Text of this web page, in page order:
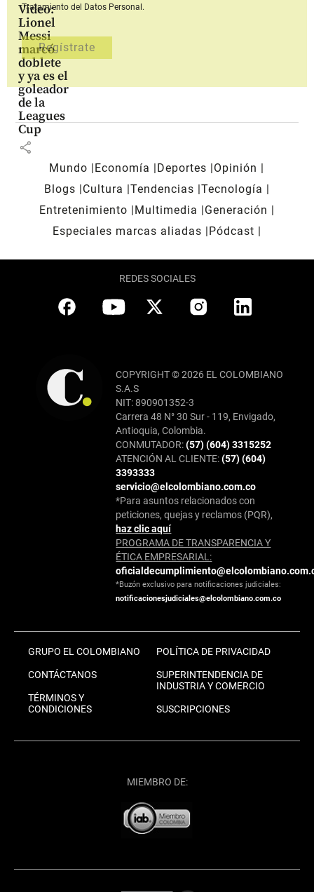
Video:
Lionel
Messi
marcó
doblete
y ya es el
goleador
de la
Leagues
Cup
share
Tratamiento del Datos Personal.
Mundo Economía Deportes
Opinión
Blogs
Cultura Tendencias Tecnología
Entretenimiento
Multimedia
Generación
Especiales marcas aliadas
Pódcast
REDES SOCIALES
COPYRIGHT © 2026 EL COLOMBIANO
S.A.S
NIT: 890901352-3
Carrera 48 N° 30 Sur - 119, Envigado,
Antioquia, Colombia.
CONMUTADOR:(57) (604) 3315252
ATENCIÓN AL CLIENTE:(57) (604)
3393333
servicio@elcolombiano.com.co
*Para asuntos relacionados con
peticiones, quejas y reclamos (PQR),
haz clic aquí
PROGRAMA DE TRANSPARENCIA Y
ÉTICA EMPRESARIAL:
*Buzón exclusivo para notificaciones judiciales:
notificacionesjudiciales@elcolombiano.com.co
GRUPO EL COLOMBIANO
CONTÁCTANOS
TÉRMINOS Y
CONDICIONES
POLÍTICA DE PRIVACIDAD
SUPERINTENDENCIA DE
INDUSTRIA Y COMERCIO
SUSCRIPCIONES
MIEMBRO DE: